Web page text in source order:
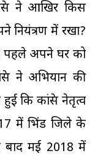
ने आखिर किस
नियंत्रण में रखा?
पहले अपने घर को
ने अभियान की
कि कांग्रेस नेतृत्व
में भिंड जिले के
मई 2018 में